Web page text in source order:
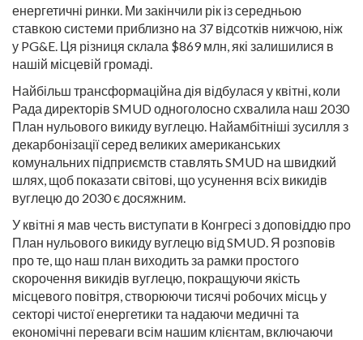
енергетичні ринки. Ми закінчили рік із середньою
ставкою системи приблизно на 37 відсотків нижчою, ніж
у PG&E. Ця різниця склала $869 млн, які залишилися в
нашій місцевій громаді.
Найбільш трансформаційна дія відбулася у квітні, коли
Рада директорів SMUD одноголосно схвалила наш 2030
План нульового викиду вуглецю. Найамбітніші зусилля з
декарбонізації серед великих американських
комунальних підприємств ставлять SMUD на швидкий
шлях, щоб показати світові, що усунення всіх викидів
вуглецю до 2030 є досяжним.
У квітні я мав честь виступати в Конгресі з доповіддю про
План нульового викиду вуглецю від SMUD. Я розповів
про те, що наш план виходить за рамки простого
скорочення викидів вуглецю, покращуючи якість
місцевого повітря, створюючи тисячі робочих місць у
секторі чистої енергетики та надаючи медичні та
економічні переваги всім нашим клієнтам, включаючи